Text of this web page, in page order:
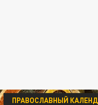
ПРАВОСЛАВНЫЙ